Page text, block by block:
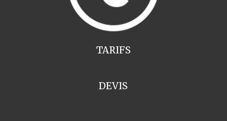
TARIFS
DEVIS